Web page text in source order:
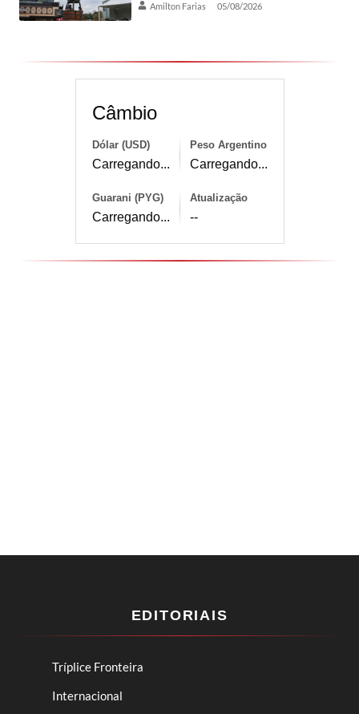
Amilton Farias 05/08/2026
Câmbio
Dólar (USD)
Carregando...
Peso Argentino
Carregando...
Guarani (PYG)
Carregando...
Atualização
--
EDITORIAIS
Tríplice Fronteira
Internacional